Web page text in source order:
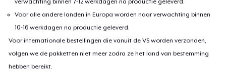
verwachting binnen 7-12 werkdagen na productie geleverd.
Voor alle andere landen in Europa worden naar verwachting binnen
10-16 werkdagen na productie geleverd.
Voor internationale bestellingen die vanuit de VS worden verzonden,
volgen we de pakketten niet meer zodra ze het land van bestemming
hebben bereikt.